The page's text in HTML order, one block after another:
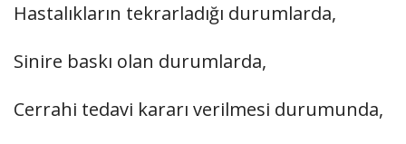
Hastalıkların tekrarladığı durumlarda,
Sinire baskı olan durumlarda,
Cerrahi tedavi kararı verilmesi durumunda,